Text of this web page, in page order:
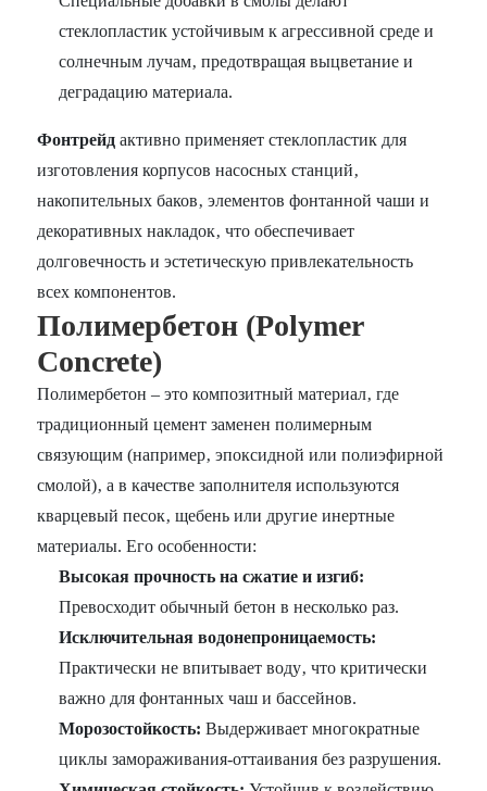
стеклопластик устойчивым к агрессивной среде и
солнечным лучам‚ предотвращая выцветание и
деградацию материала.
Фонтрейдактивно применяет стеклопластик для
изготовления корпусов насосных станций‚
накопительных баков‚ элементов фонтанной чаши и
декоративных накладок‚ что обеспечивает
долговечность и эстетическую привлекательность
всех компонентов.
Полимербетон (Polymer
Concrete)
Полимербетон – это композитный материал‚ где
традиционный цемент заменен полимерным
связующим (например‚ эпоксидной или полиэфирной
смолой)‚ а в качестве заполнителя используются
кварцевый песок‚ щебень или другие инертные
материалы. Его особенности:
Высокая прочность на сжатие и изгиб:
Превосходит обычный бетон в несколько раз.
Исключительная водонепроницаемость:
Практически не впитывает воду‚ что критически
важно для фонтанных чаш и бассейнов.
Морозостойкость: Выдерживает многократные
циклы замораживания-оттаивания без разрушения.